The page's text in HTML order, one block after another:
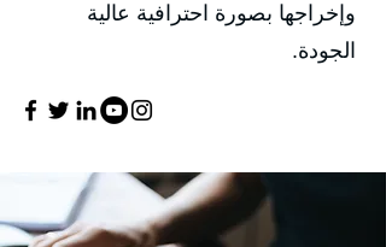
وإخراجها بصورة احترافية عالية
الجودة.